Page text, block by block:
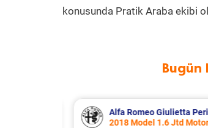
konusunda Pratik Araba ekibi
Bugün
Citroen Berlingo
2023 Model 1.5